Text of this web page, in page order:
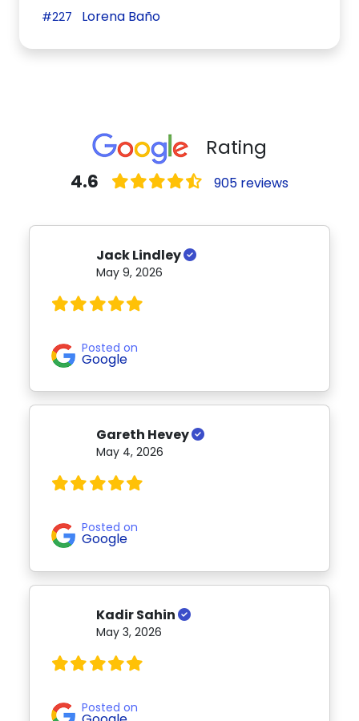
#227 Lorena Baño
Rating
4.6 905 reviews
Jack Lindley
May 9, 2026
Posted on
Google
Gareth Hevey
May 4, 2026
Posted on
Google
Kadir Sahin
May 3, 2026
Posted on